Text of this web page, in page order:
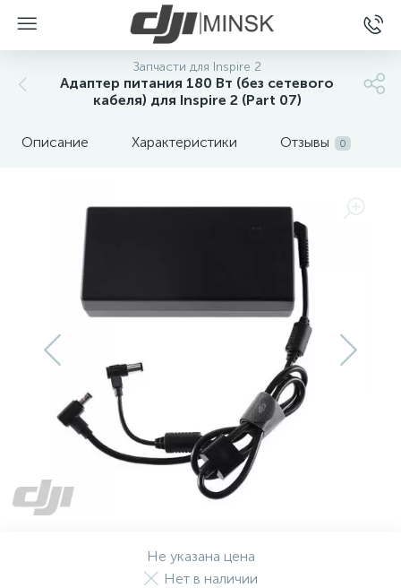
Запчасти для Inspire 2
Адаптер питания 180 Вт (без сетевого
кабеля) для Inspire 2 (Part 07)
Описание Характеристики Отзывы 0
Не указана цена
Нет в наличии